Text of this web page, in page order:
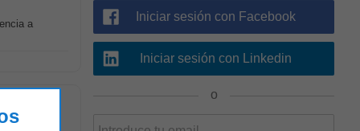
a
Iniciar sesión con Facebook
Iniciar sesión con Linkedin
o